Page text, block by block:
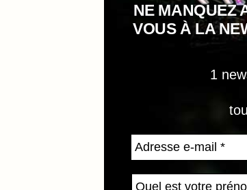
NE MANQUEZ
VOUS À LA
1